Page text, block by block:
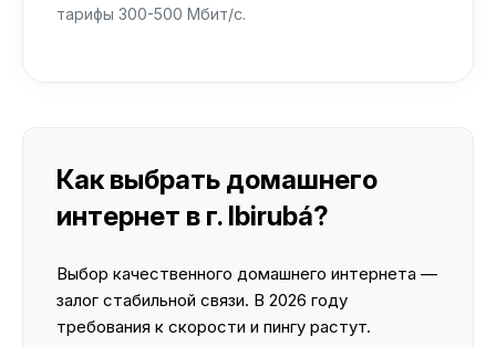
тарифы 300-500 Мбит/с.
Как выбрать домашнего
интернет в г. Ibirubá?
Выбор качественного домашнего интернета —
залог стабильной связи. В 2026 году
требования к скорости и пингу растут.